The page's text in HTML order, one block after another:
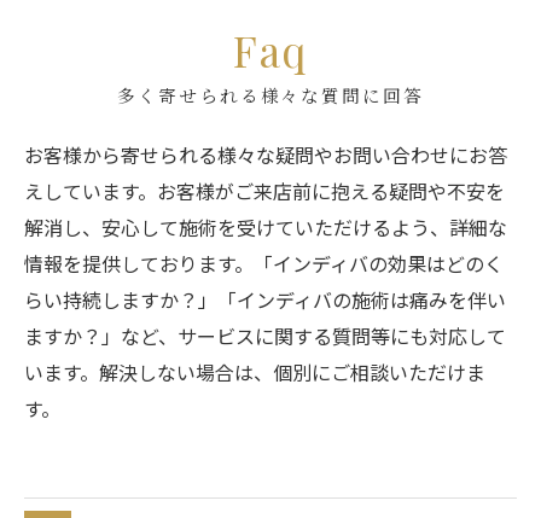
多く寄せられる様々な質問に回答
Faq
お客様から寄せられる様々な疑問やお問い合わせにお答
えしています。お客様がご来店前に抱える疑問や不安を
解消し、安心して施術を受けていただけるよう、詳細な
情報を提供しております。「インディバの効果はどのく
らい持続しますか？」「インディバの施術は痛みを伴い
ますか？」など、サービスに関する質問等にも対応して
います。解決しない場合は、個別にご相談いただけま
す。